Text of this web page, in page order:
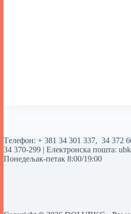
Tелефон: + 381 34 301 337, 34 372
34 370-299 | Електронска пошта:
Понедељак-петак 8:00/19:00